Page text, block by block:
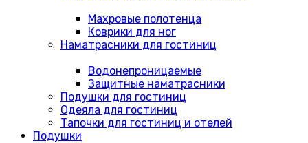
Махровые полотенца
Коврики для ног
Наматрасники для гостиниц
Водонепроницаемые
Защитные наматрасники
Подушки для гостиниц
Одеяла для гостиниц
Тапочки для гостиниц и отелей
Подушки